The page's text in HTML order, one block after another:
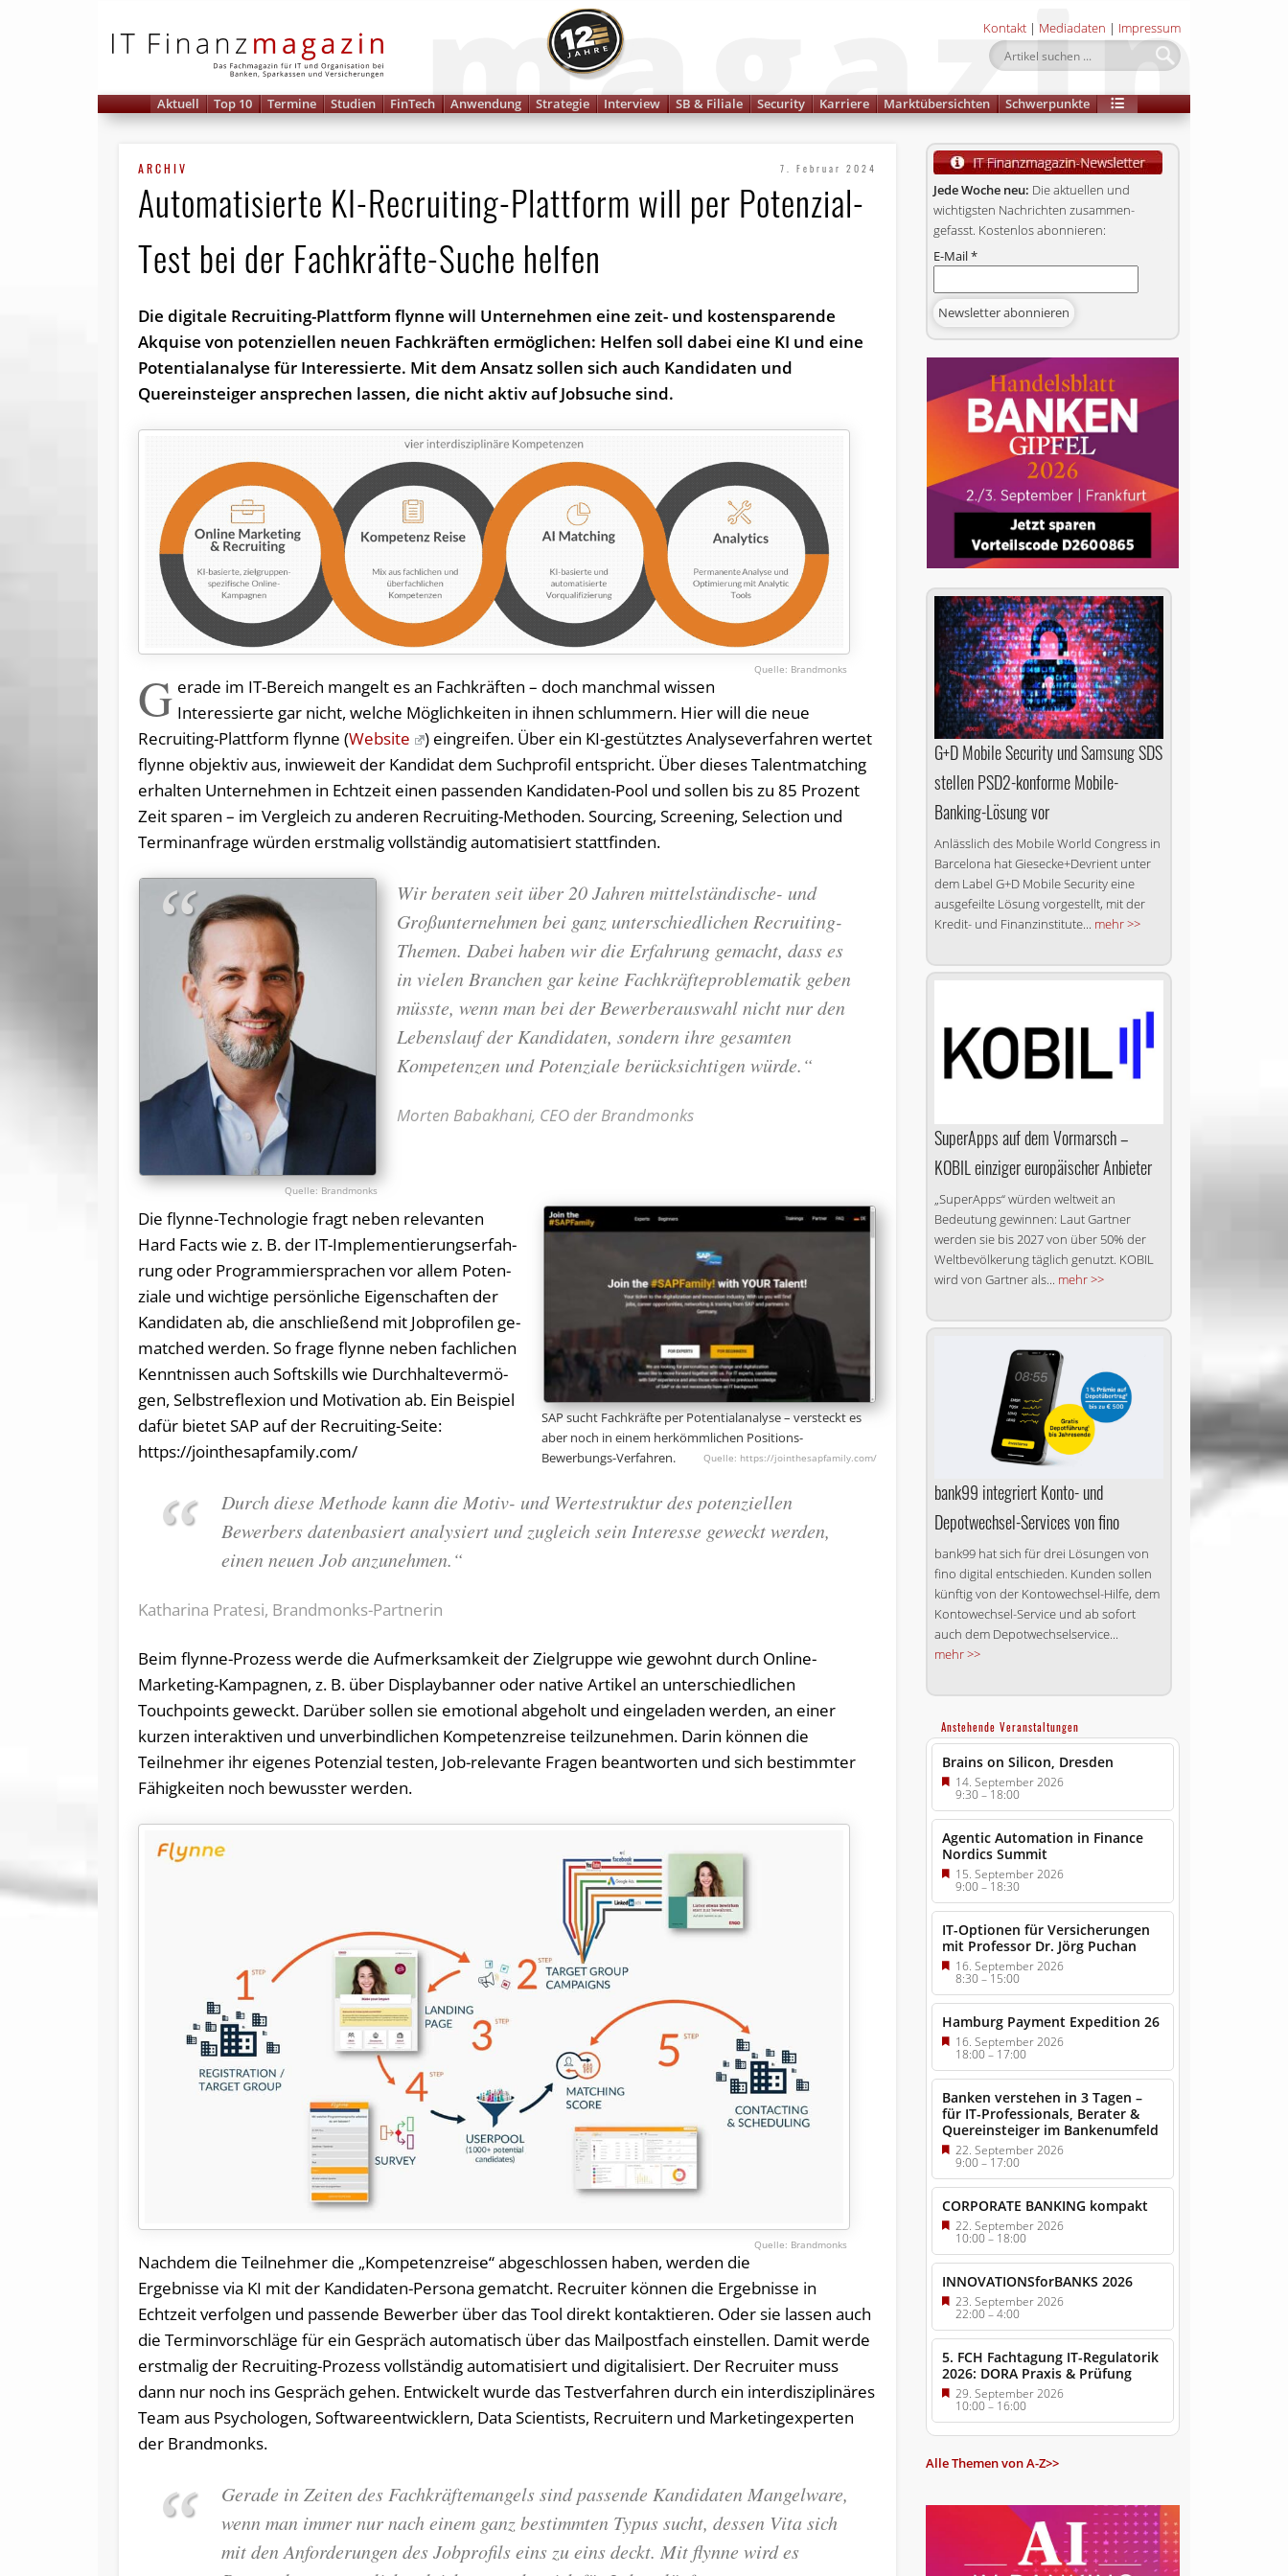
Kontakt | Mediadaten | Impressum
Aktuell Top 10 Termine Studien FinTech Anwendung Strategie Interview SB & Filiale Security Karriere Marktübersichten Schwerpunkte
ARCHIV 7. Februar 2024
Automatisierte KI-Recruiting-Plattform will per Potenzial-
Test bei der Fachkräfte-Suche helfen
Die digitale Recruiting-Plattform flynne will Unternehmen eine zeit- und kostensparende
Akquise von potenziellen neuen Fachkräften ermöglichen: Helfen soll dabei eine KI und eine
Potentialanalyse für Interessierte. Mit dem Ansatz sollen sich auch Kandidaten und
Quereinsteiger ansprechen lassen, die nicht aktiv auf Jobsuche sind.
Brandmonks
G erade im IT-Bereich mangelt es an Fachkräften – doch manchmal wissen
Interessierte gar nicht, welche Möglichkeiten in ihnen schlummern. Hier will die neue
Recruiting-Plattform flynne (Website
) eingreifen. Über ein KI-gestütztes Analyseverfahren wertet
flynne objektiv aus, inwieweit der Kandidat dem Suchprofil entspricht. Über dieses Talentmatching
erhalten Unternehmen in Echtzeit einen passenden Kandidaten-Pool und sollen bis zu 85 Prozent
Zeit sparen – im Vergleich zu anderen Recruiting-Methoden. Sourcing, Screening, Selection und
Terminanfrage würden erstmalig vollständig automatisiert stattfinden.
Brandmonks
Wir beraten seit über 20 Jahren mittelständische- und
Großunternehmen bei ganz unterschiedlichen Recruiting-
Themen. Dabei haben wir die Erfahrung gemacht, dass es
in vielen Branchen gar keine Fachkräfteproblematik geben
müsste, wenn man bei der Bewerberauswahl nicht nur den
Lebenslauf der Kandidaten, sondern ihre gesamten
Kompetenzen und Potenziale berücksichtigen würde.“
Morten Babakhani, CEO der Brandmonks
SAP sucht Fachkräfte per Potentialanalyse – versteckt es
aber noch in einem herkömmlichen Positions-
Bewerbungs-Verfahren.
https://jointhesapfamily.com/
Die flyn­ne-Tech­no­lo­gie fragt ne­ben re­le­van­ten
Hard Facts wie z. B. der IT-Im­ple­men­tie­rungs­er­fah­
rung oder Pro­gram­mier­spra­chen vor al­lem Po­ten­
zia­le und wich­ti­ge per­sön­li­che Ei­gen­schaf­ten der
Kan­di­da­ten ab, die an­schlie­ßend mit Job­pro­fi­len ge­
matched wer­den. So fra­ge flyn­ne ne­ben fach­li­chen
Kennt­nis­sen auch Softs­kills wie Durch­hal­te­ver­mö­
gen, Selbst­re­fle­xi­on und Mo­ti­va­ti­on ab. Ein Bei­spiel
da­für bie­tet SAP auf der Re­crui­ting-Sei­te:
https://jointhesapfamily.com/
Durch diese Methode kann die Motiv- und Wertestruktur des potenziellen
Bewerbers datenbasiert analysiert und zugleich sein Interesse geweckt werden,
einen neuen Job anzunehmen.“
Katharina Pratesi, Brandmonks-Partnerin
Beim flynne-Prozess werde die Aufmerksamkeit der Zielgruppe wie gewohnt durch Online-
Marketing-Kampagnen, z. B. über Displaybanner oder native Artikel an unterschiedlichen
Touchpoints geweckt. Darüber sollen sie emotional abgeholt und eingeladen werden, an einer
kurzen interaktiven und unverbindlichen Kompetenzreise teilzunehmen. Darin können die
Teilnehmer ihr eigenes Potenzial testen, Job-relevante Fragen beantworten und sich bestimmter
Fähigkeiten noch bewusster werden.
Brandmonks
Nachdem die Teilnehmer die „Kompetenzreise“ abgeschlossen haben, werden die
Ergebnisse via KI mit der Kandidaten-Persona gematcht. Recruiter können die Ergebnisse in
Echtzeit verfolgen und passende Bewerber über das Tool direkt kontaktieren. Oder sie lassen auch
die Terminvorschläge für ein Gespräch automatisch über das Mailpostfach einstellen. Damit werde
erstmalig der Recruiting-Prozess vollständig automatisiert und digitalisiert. Der Recruiter muss
dann nur noch ins Gespräch gehen. Entwickelt wurde das Testverfahren durch ein interdisziplinäres
Team aus Psychologen, Softwareentwicklern, Data Scientists, Recruitern und Marketingexperten
der Brandmonks.
Gerade in Zeiten des Fachkräftemangels sind passende Kandidaten Mangelware,
wenn man immer nur nach einem ganz bestimmten Typus sucht, dessen Vita sich
mit den Anforderungen des Jobprofils eins zu eins deckt. Mit flynne wird es
Jede Woche neu: Die aktuellen und
wichtigsten Nachrichten zusammen­
gefasst. Kostenlos abonnieren:
E-Mail*
G+D Mobile Security und Samsung SDS
stellen PSD2-konforme Mobile-
Banking-Lösung vor
Anlässlich des Mobile World Congress in
Barcelona hat Giesecke+Devrient unter
dem Label G+D Mobile Security eine
ausgefeilte Lösung vorgestellt, mit der
Kredit- und Finanzinstitute... mehr >>
SuperApps auf dem Vormarsch –
KOBIL einziger europäischer Anbieter
„SuperApps“ würden weltweit an
Bedeutung gewinnen: Laut Gartner
werden sie bis 2027 von über 50% der
Weltbevölkerung täglich genutzt. KOBIL
wird von Gartner als... mehr >>
bank99 integriert Konto- und
Depotwechsel-Services von fino
bank99 hat sich für drei Lösungen von
fino digital entschieden. Kunden sollen
künftig von der Kontowechsel-Hilfe, dem
Kontowechsel-Service und ab sofort
auch dem Depotwechselservice...
mehr >>
Anstehende Veranstaltungen
Brains on Silicon, Dresden
14. September 2026
9:30–18:00
Agentic Automation in Finance
Nordics Summit
15. September 2026
9:00–18:30
IT-Optionen für Versicherungen
mit Professor Dr. Jörg Puchan
16. September 2026
8:30–15:00
Hamburg Payment Expedition 26
16. September 2026
18:00– 17:00
Banken verstehen in 3 Tagen –
für IT-Professionals, Berater &
Quereinsteiger im Bankenumfeld
22. September 2026
9:00–17:00
CORPORATE BANKING kompakt
22. September 2026
10:00– 18:00
INNOVATIONSforBANKS 2026
23. September 2026
22:00–4:00
5. FCH Fachtagung IT-Regulatorik
2026: DORA Praxis & Prüfung
29. September 2026
10:00– 16:00
Alle Themen von A-Z>>